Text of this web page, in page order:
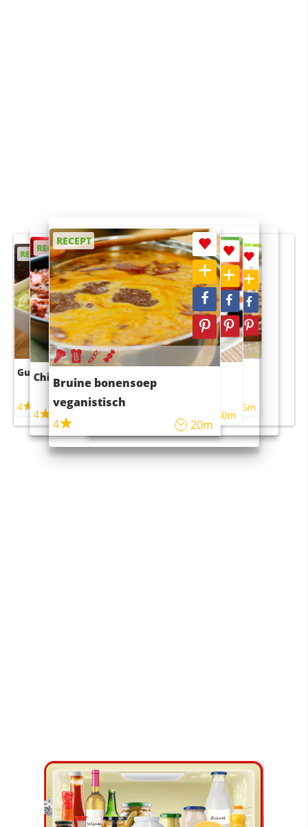
RECEPT
Guacamole
4
RECEPT
Chili con carne
4 45m
RECEPT
Bruine bonensoep
veganistisch
4
20m
RECEPT
Sushi rijstsalade
maaltijdsalade
40m
RECEPT
4 55m